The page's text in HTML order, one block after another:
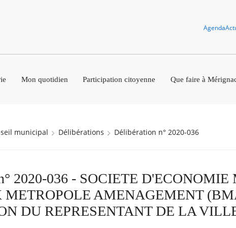
Agenda
Mon quotidien Participation citoyenne Que faire à
municipal Délibérations Délibération n° 2020-036
2020-036 - SOCIETE D'ECONOMIE
METROPOLE AMENAGEMENT
DU REPRESENTANT DE LA